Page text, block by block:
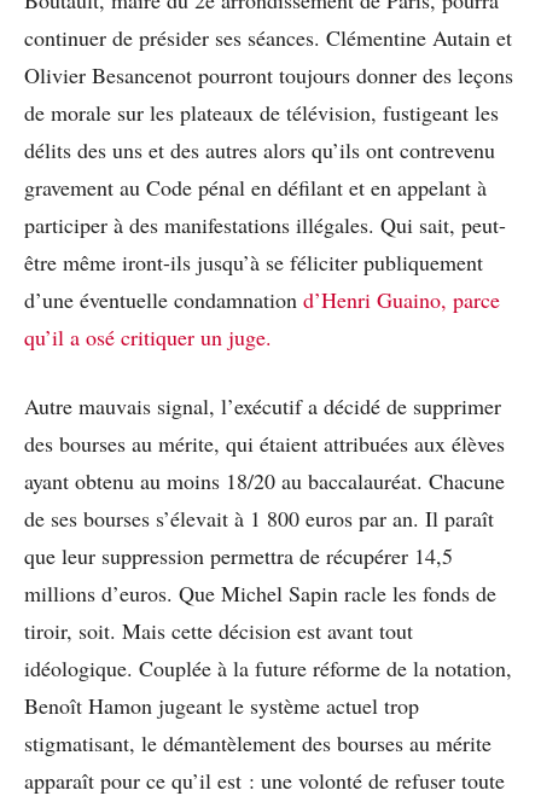
continuer de présider ses séances. Clémentine Autain et
Olivier Besancenot pourront toujours donner des leçons
de morale sur les plateaux de télévision, fustigeant les
délits des uns et des autres alors qu’ils ont contrevenu
gravement au Code pénal en défilant et en appelant à
participer à des manifestations illégales. Qui sait, peut-
être même iront-ils jusqu’à se féliciter publiquement
d’une éventuelle condamnation d’Henri Guaino, parce
qu’il a osé critiquer un juge.
Autre mauvais signal, l’exécutif a décidé de supprimer
des bourses au mérite, qui étaient attribuées aux élèves
ayant obtenu au moins 18/20 au baccalauréat. Chacune
de ses bourses s’élevait à 1 800 euros par an. Il paraît
que leur suppression permettra de récupérer 14,5
millions d’euros. Que Michel Sapin racle les fonds de
tiroir, soit. Mais cette décision est avant tout
idéologique. Couplée à la future réforme de la notation,
Benoît Hamon jugeant le système actuel trop
stigmatisant, le démantèlement des bourses au mérite
apparaît pour ce qu’il est : une volonté de refuser toute